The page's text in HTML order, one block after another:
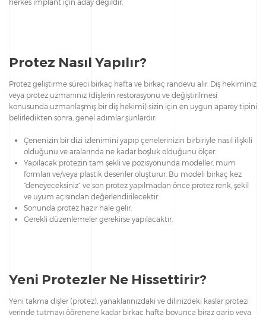
herkes implant için aday değildir.
Protez Nasıl Yapılır?
Protez geliştirme süreci birkaç hafta ve birkaç randevu alır. Diş hekiminiz
veya protez uzmanınız (dişlerin restorasyonu ve değiştirilmesi
konusunda uzmanlaşmış bir diş hekimi) sizin için en uygun aparey tipini
belirledikten sonra, genel adımlar şunlardır:
Çenenizin bir dizi izlenimini yapıp çenelerinizin birbiriyle nasıl ilişkili
olduğunu ve aralarında ne kadar boşluk olduğunu ölçer.
Yapılacak protezin tam şekli ve pozisyonunda modeller, mum
formları ve/veya plastik desenler oluşturur. Bu modeli birkaç kez
“deneyeceksiniz” ve son protez yapılmadan önce protez renk, şekil
ve uyum açısından değerlendirilecektir.
Sonunda protez hazır hale gelir.
Gerekli düzenlemeler gerekirse yapılacaktır.
Yeni Protezler Ne Hissettirir?
Yeni takma dişler (protez), yanaklarınızdaki ve dilinizdeki kaslar protezi
yerinde tutmayı öğrenene kadar birkaç hafta boyunca biraz garip veya